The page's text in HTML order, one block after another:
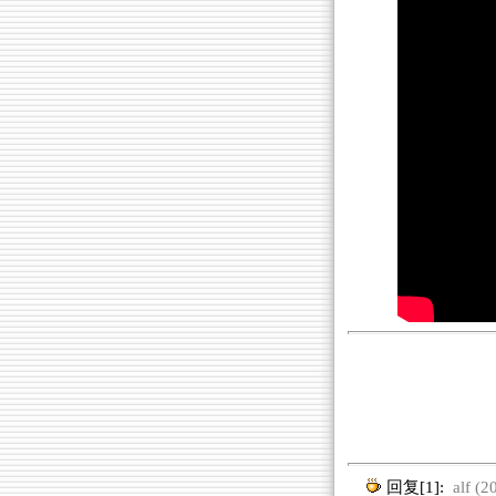
回复[1]: alf